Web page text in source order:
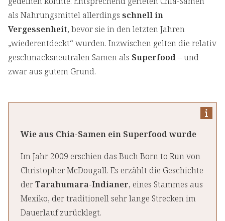
als Nahrungsmittel allerdings schnell in
Vergessenheit, bevor sie in den letzten Jahren
„wiederentdeckt“ wurden. Inzwischen gelten die relativ
geschmacksneutralen Samen als Superfood– und
zwar aus gutem Grund.
Wie aus Chia-Samen ein Superfood wurde
Im Jahr 2009 erschien das Buch Born to Run von
Christopher McDougall. Es erzählt die Geschichte
derTarahumara-Indianer, eines Stammes aus
Mexiko, der traditionell sehr lange Strecken im
Dauerlauf zurücklegt.